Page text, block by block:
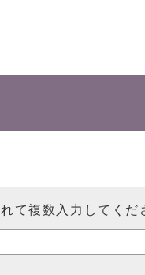
て複数入力してくだ